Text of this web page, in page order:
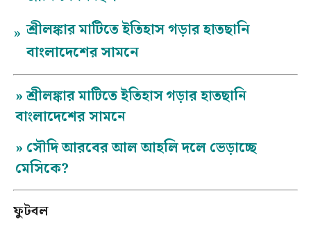
» শ্রীলঙ্কার মাটিতে ইতিহাস গড়ার হাতছানি
বাংলাদেশের সামনে
»শ্রীলঙ্কার মাটিতে ইতিহাস গড়ার হাতছানি
বাংলাদেশের সামনে
» সৌদি আরবের আল আহলি দলে ভেড়াচ্ছে
মেসিকে?
ফুটবল